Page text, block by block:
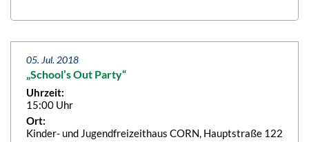
05. Jul. 2018
„School’s Out Party“
Uhrzeit:
15:00 Uhr
Ort:
Kinder- und Jugendfreizeithaus CORN, Hauptstraße 122